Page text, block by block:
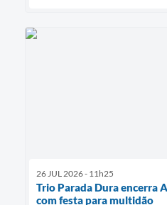
26 JUL 2026 - 11h25
Trio Parada Dura encerra
com festa para multidão